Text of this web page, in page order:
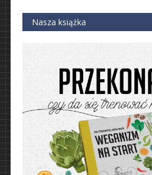
Nasza książka